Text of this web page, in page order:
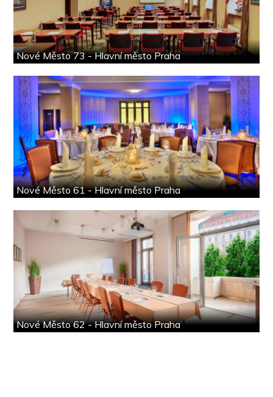
Nové Město 73 - Hlavní město Praha
Nové Město 61 - Hlavní město Praha
Nové Město 62 - Hlavní město Praha